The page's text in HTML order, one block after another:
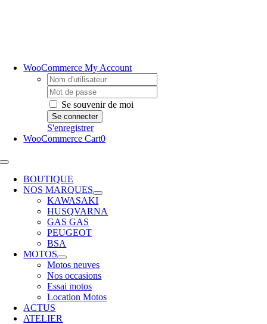
WooCommerce My Account
Username:
Password:
Se souvenir de moi
S'enregistrer
WooCommerce Cart0
Toggle
NavigationBOUTIQUE
NOS MARQUES
KAWASAKI
HUSQVARNA
GAS GAS
PEUGEOT
BSA
MOTOS
Motos neuves
Nos occasions
Essai motos
Location Motos
ACTUS
ATELIER